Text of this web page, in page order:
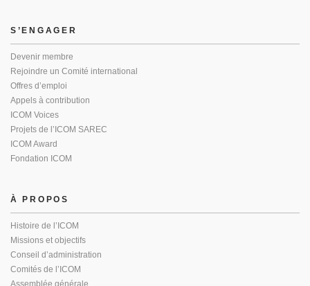
S’ENGAGER
Devenir membre
Rejoindre un Comité international
Offres d’emploi
Appels à contribution
ICOM Voices
Projets de l’ICOM SAREC
ICOM Award
Fondation ICOM
À PROPOS
Histoire de l’ICOM
Missions et objectifs
Conseil d’administration
Comités de l’ICOM
Assemblée générale